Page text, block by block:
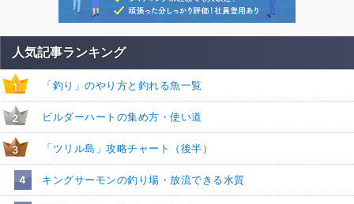
人気記事ランキング
1 「釣り」のやり方と釣れる魚一覧
2 ビルダーハートの集め方・使い道
3 「ツリル島」攻略チャート（後半）
4 キングサーモンの釣り場・放流できる水質